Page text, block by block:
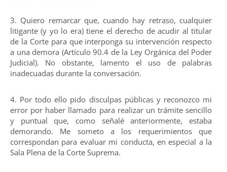
3. Quiero remarcar que, cuando hay retraso, cualquier
litigante (y yo lo era) tiene el derecho de acudir al titular
de la Corte para que interponga su intervención respecto
a una demora (Artículo 90.4 de la Ley Orgánica del Poder
Judicial). No obstante, lamento el uso de palabras
inadecuadas durante la conversación.
4. Por todo ello pido disculpas públicas y reconozco mi
error por haber llamado para realizar un trámite sencillo
y puntual que, como señalé anteriormente, estaba
demorando. Me someto a los requerimientos que
correspondan para evaluar mi conducta, en especial a la
Sala Plena de la Corte Suprema.